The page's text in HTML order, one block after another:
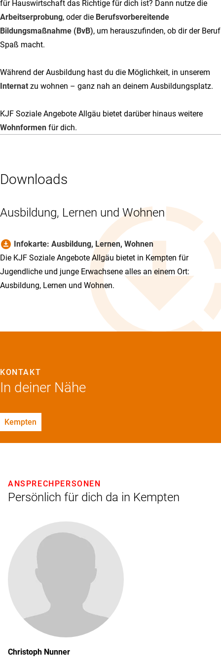
für Hauswirtschaft das Richtige für dich ist? Dann nutze die
Arbeitserprobung, oder die Berufsvorbereitende
Bildungsmaßnahme (BvB), um herauszufinden, ob dir der Beruf
Spaß macht.
Während der Ausbildung hast du die Möglichkeit, in unserem
Internat zu wohnen – ganz nah an deinem Ausbildungsplatz.
KJF Soziale Angebote Allgäu bietet darüber hinaus weitere
Wohnformen für dich.
Downloads
Ausbildung, Lernen und Wohnen
download_for_offline Infokarte: Ausbildung, Lernen, Wohnen
Die KJF Soziale Angebote Allgäu bietet in Kempten für
Jugendliche und junge Erwachsene alles an einem Ort:
Ausbildung, Lernen und Wohnen.
In deiner Nähe
KONTAKT
Kempten
Persönlich für dich da in Kempten
ANSPRECHPERSONEN
Christoph Nunner